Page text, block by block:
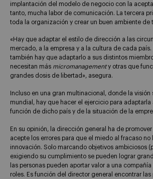
implantación del modelo de negocio con la
tanto, mucha labor de comunicación. La tercera
toda la organización y crear un buen ambiente de
«Hay que adaptar el estilo de dirección a las
mercado, a la empresa y a la cultura de cada
también hay que adaptarlo a sus distintos
necesitan más micromanagementy otras que
grandes dosis de libertad», asegura.
Incluso en una gran multinacional, donde la visión
mundial, hay que hacer el ejercicio para adaptarla
función de dicho país y de la situación de la
En su opinión, la dirección general ha de
acepte los errores para que el miedo al fracaso no
innovación. Solo marcando objetivos ambiciosos
exigiendo su cumplimiento se pueden lograr
las personas pueden aportar valor a una
roles. Es función del director general encontrar